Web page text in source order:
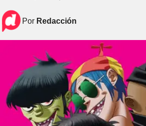
Por Redacción